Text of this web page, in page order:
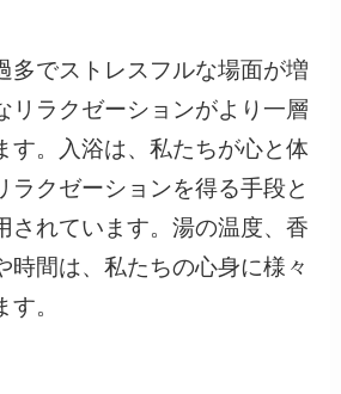
多でストレスフルな場面が増
リラクゼーションがより一層
す。入浴は、私たちが心と体
ラクゼーションを得る手段と
されています。湯の温度、香
時間は、私たちの心身に様々
。